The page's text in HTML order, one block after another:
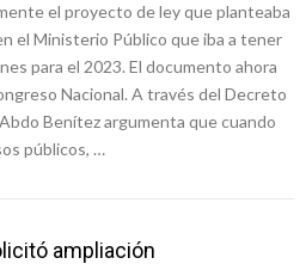
el proyecto de ley que planteaba
el Ministerio Público que iba a tener
para el 2023. El documento ahora
Nacional. A través del Decreto
Benítez argumenta que cuando
públicos, …
ampliación